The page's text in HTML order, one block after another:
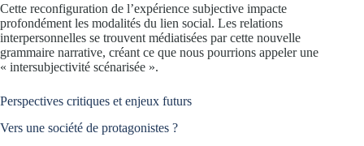
Cette reconfiguration de l’expérience subjective impacte
profondément les modalités du lien social. Les relations
interpersonnelles se trouvent médiatisées par cette nouvelle
grammaire narrative, créant ce que nous pourrions appeler une
« intersubjectivité scénarisée ».
Perspectives critiques et enjeux futurs
Vers une société de protagonistes ?